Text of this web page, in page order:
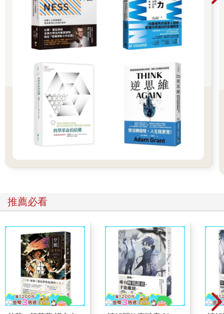
樣的經驗
不只發生在外在條件一切順利時，歷經納粹集中營的生還者和從
險境中逃生的人都表示，即使處境百般艱難，他們也都經歷過幸
福湧流的一刻，或許是聽見枝頭的小鳥唱歌、完成了一項艱鉅的
任務，或甚至只是和一位同伴分享一塊又乾又硬的麵包。
欲、輕鬆自在的時候，如果我們願意付出努力追求，在這些時刻
找到快樂的機會確實比較高。但是最美好的時刻，其實是發生在
一個人有意地將身體或心智能力發揮到極限，去完成某件有難度
或有價值的事時。最優體驗是需要靠我們去締造的。對孩子來
說，可能是用顫抖的手把最後一塊積木擺上，完成一座他疊過最
塔；對游泳選手來說，可能是盡全力創下紀錄那一刻；對於小提
琴手，可能是練成了一段極困難的樂章時。每個人都有無數的機
會可以挑戰並提升自己。
事發當下的感受不見得全然愉快。那場畢生難忘的比賽中，游泳
就不是件容易的事，有時候痛苦更是無法避免。但是長遠來看，
這些經驗的累積可以產生一種駕馭感，或說是一種得以參與決定
生命內容的感受，這大概就是我們可以想像最貼近幸福的感受
研究過程中，我嘗試去了解人們什麼時候最感幸福，並探索背後
的原因。一開始，我找了數百位各行各業的專家，其中包括藝術
家、運動員、音樂家、西洋棋手和外科醫生等，也就是那些大半
時間都在從事他們熱愛的事的人。明白他們做這些事的感受後，
我發展出一套以心流概念為基礎的最優體驗理論。心流，就是一
個人全神貫注於某件事而渾然忘我的境界，這經驗是那麼的美
好，
推薦必看